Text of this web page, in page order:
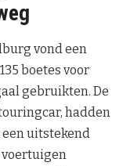
vond een
boetes voor
gebruikten. De
hadden
uitstekend
voertuigen